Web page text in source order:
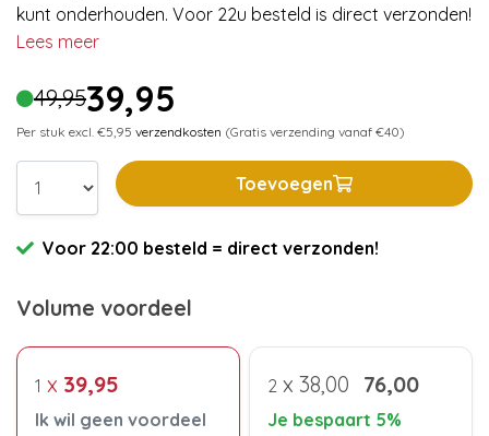
kunt onderhouden. Voor 22u besteld is direct verzonden!
Lees meer
49,9539,95
Per stuk excl. €5,95 verzendkosten (Gratis verzending vanaf €40)
Toevoegen
Voor 22:00 besteld = direct verzonden!
Volume voordeel
1 x 39,95
Ik wil geen voordeel
2 x 38,00 76,00
Je bespaart 5%